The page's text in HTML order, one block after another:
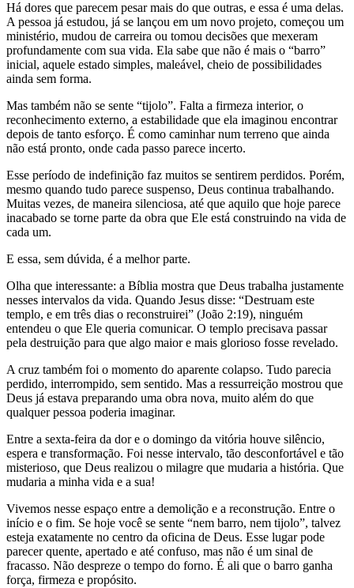
Há dores que parecem pesar mais do que outras, e essa é uma delas.
A pessoa já estudou, já se lançou em um novo projeto, começou um
ministério, mudou de carreira ou tomou decisões que mexeram
profundamente com sua vida. Ela sabe que não é mais o “barro”
inicial, aquele estado simples, maleável, cheio de possibilidades
ainda sem forma.
Mas também não se sente “tijolo”. Falta a firmeza interior, o
reconhecimento externo, a estabilidade que ela imaginou encontrar
depois de tanto esforço. É como caminhar num terreno que ainda
não está pronto, onde cada passo parece incerto.
Esse período de indefinição faz muitos se sentirem perdidos. Porém,
mesmo quando tudo parece suspenso, Deus continua trabalhando.
Muitas vezes, de maneira silenciosa, até que aquilo que hoje parece
inacabado se torne parte da obra que Ele está construindo na vida de
cada um.
E essa, sem dúvida, é a melhor parte.
Olha que interessante: a Bíblia mostra que Deus trabalha justamente
nesses intervalos da vida. Quando Jesus disse: “Destruam este
templo, e em três dias o reconstruirei” (João 2:19), ninguém
entendeu o que Ele queria comunicar. O templo precisava passar
pela destruição para que algo maior e mais glorioso fosse revelado.
A cruz também foi o momento do aparente colapso. Tudo parecia
perdido, interrompido, sem sentido. Mas a ressurreição mostrou que
Deus já estava preparando uma obra nova, muito além do que
qualquer pessoa poderia imaginar.
Entre a sexta-feira da dor e o domingo da vitória houve silêncio,
espera e transformação. Foi nesse intervalo, tão desconfortável e tão
misterioso, que Deus realizou o milagre que mudaria a história. Que
mudaria a minha vida e a sua!
Vivemos nesse espaço entre a demolição e a reconstrução. Entre o
início e o fim. Se hoje você se sente “nem barro, nem tijolo”, talvez
esteja exatamente no centro da oficina de Deus. Esse lugar pode
parecer quente, apertado e até confuso, mas não é um sinal de
fracasso. Não despreze o tempo do forno. É ali que o barro ganha
força, firmeza e propósito.